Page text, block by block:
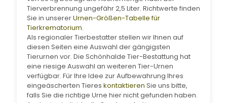
Tierverbrennung ungefähr 2,5 Liter. Richtwerte finden
Sie in unsererUrnen-Größen-Tabelle für
Tierkrematorium.
Als regionaler Tierbestatter stellen wir Ihnen auf
diesen Seiten eine Auswahl der gängigsten
Tierurnen vor. Die Schönhalde Tier-Bestattung hat
eine riesige Auswahl an weiteren Tier-Urnen
verfügbar. Für Ihre Idee zur Aufbewahrung Ihres
eingeäscherten Tieres kontaktieren Sie uns bitte,
falls Sie die richtige Urne hier nicht gefunden haben.